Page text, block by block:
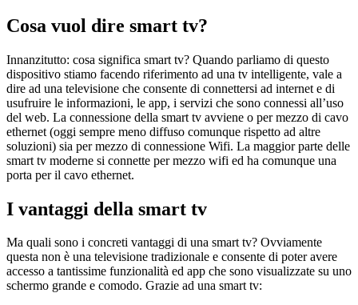
Cosa vuol dire smart tv?
Innanzitutto: cosa significa smart tv? Quando parliamo di questo
dispositivo stiamo facendo riferimento ad una tv intelligente, vale a
dire ad una televisione che consente di connettersi ad internet e di
usufruire le informazioni, le app, i servizi che sono connessi all’uso
del web. La connessione della smart tv avviene o per mezzo di cavo
ethernet (oggi sempre meno diffuso comunque rispetto ad altre
soluzioni) sia per mezzo di connessione Wifi. La maggior parte delle
smart tv moderne si connette per mezzo wifi ed ha comunque una
porta per il cavo ethernet.
I vantaggi della smart tv
Ma quali sono i concreti vantaggi di una smart tv? Ovviamente
questa non è una televisione tradizionale e consente di poter avere
accesso a tantissime funzionalità ed app che sono visualizzate su uno
schermo grande e comodo. Grazie ad una smart tv: